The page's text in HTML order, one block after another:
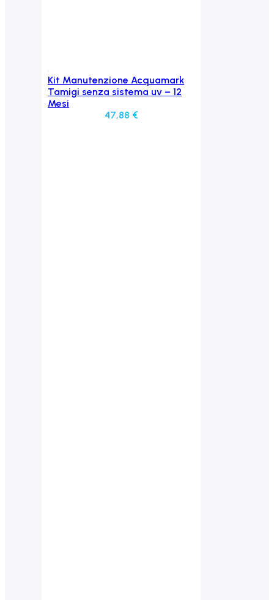
Aggiungi al carrello
Kit Manutenzione Acquamark
Tamigi senza sistema uv – 12
Mesi
47,88 €